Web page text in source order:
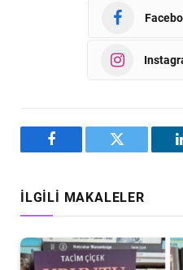
Facebook Twitter
İLGILI MAKALELER